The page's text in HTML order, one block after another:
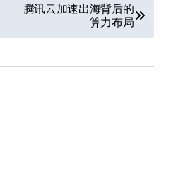
腾讯云加速出海背后的
算力布局